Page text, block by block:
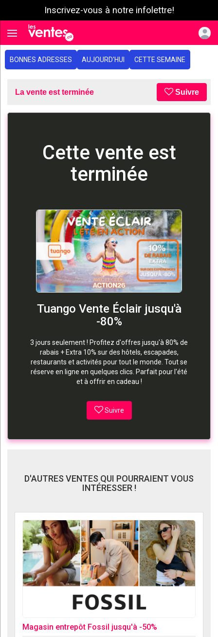
Inscrivez-vous à notre infolettre!
Toggle navigation
BONNES ADRESSES AUJOURD'HUI CETTE SEMAINE
La vente est terminée Suivre
Cette vente est
terminée
Tuango Vente Éclair jusqu'à
-80%
3 jours seulement ! Profitez d'offres jusqu'à 80% de
rabais + Extra 10% sur des hôtels, escapades,
restaurants et activités pour tout le monde. Tout se
réserve en ligne en quelques clics. Parfait pour l'été
et à offrir en cadeau !
Suivre
D'AUTRES VENTES QUI POURRAIENT VOUS
INTÉRESSER !
Magasin entrepôt Fossil jusqu'à -50%